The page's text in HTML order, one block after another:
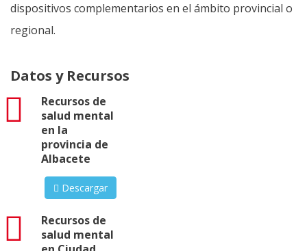
dispositivos complementarios en el ámbito provincial o
regional.
Datos y Recursos
Recursos de
salud mental
en la
provincia de
Albacete
pdf
Descargar
Recursos de
salud mental
pdf